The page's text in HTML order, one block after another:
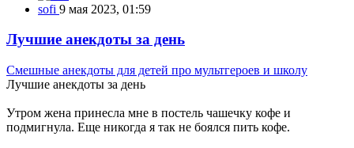
sofi 9 мая 2023, 01:59
Лучшие анекдоты за день
Смешные анекдоты для детей про мультгероев и школу
Лучшие анекдоты за день
Утром жена принесла мне в постель чашечку кофе и
подмигнула. Еще никогда я так не боялся пить кофе.